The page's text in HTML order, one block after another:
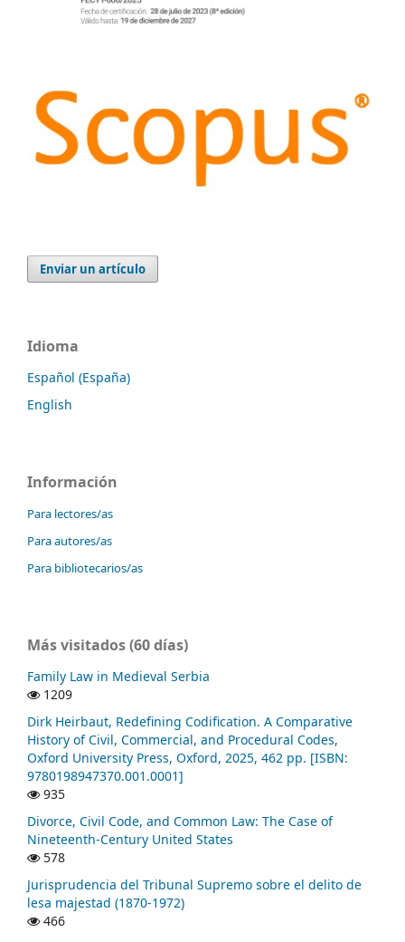
Enviar un artículo
Idioma
Español (España)
English
Información
Para lectores/as
Para autores/as
Para bibliotecarios/as
Más visitados (60 días)
Family Law in Medieval Serbia
1209
Dirk Heirbaut, Redefining Codification. A Comparative
History of Civil, Commercial, and Procedural Codes,
Oxford University Press, Oxford, 2025, 462 pp. [ISBN:
9780198947370.001.0001]
935
Divorce, Civil Code, and Common Law: The Case of
Nineteenth-Century United States
578
Jurisprudencia del Tribunal Supremo sobre el delito de
lesa majestad (1870-1972)
466